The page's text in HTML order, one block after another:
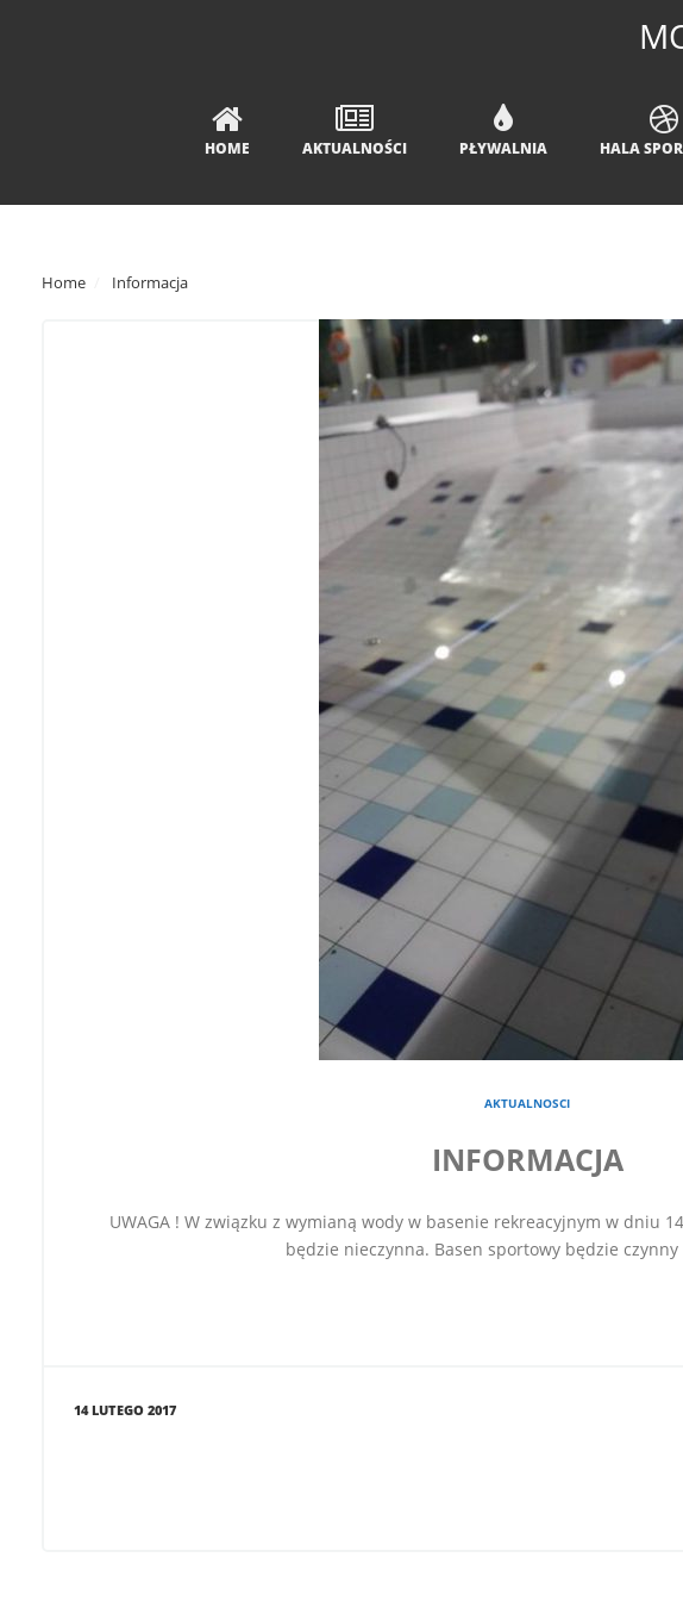
HOME AKTUALNOŚCI PŁYWALNIA HALA
Home Informacja
AKTUALNOSCI
INFORMACJA
UWAGA ! W związku z wymianą wody w basenie rekreacyjnym w dniu
będzie nieczynna. Basen sportowy będzie
14 LUTEGO 2017